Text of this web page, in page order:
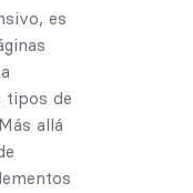
es
tipos de
allá